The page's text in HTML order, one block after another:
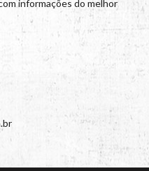
informações do melhor